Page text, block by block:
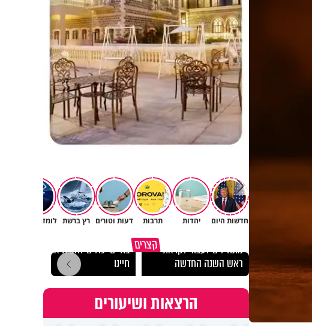
חדשות היום יהדות תרבות דעות וטורים רץ ברשת לומדים תורה
קצרים מתחילים לעבוד לקראת
ראש השנה החדשה
בחיים יכולים להצית את
חיינו
הרצאות ושיעורים